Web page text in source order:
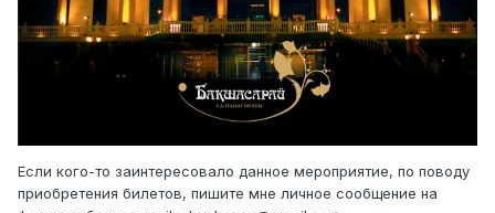
Если кого-то заинтересовало данное мероприятие, по поводу
приобретения билетов, пишите мне личное сообщение на